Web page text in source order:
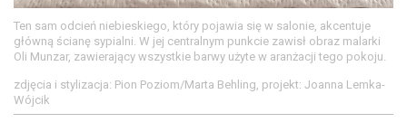
Ten sam odcień niebieskiego, który pojawia się w salonie, akcentuje
główną ścianę sypialni. W jej centralnym punkcie zawisł obraz malarki
Oli Munzar, zawierający wszystkie barwy użyte w aranżacji tego pokoju.
zdjęcia i stylizacja: Pion Poziom/Marta Behling, projekt: Joanna Lemka-
Wójcik